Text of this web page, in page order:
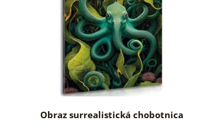
Obraz surrealistická chobotnica